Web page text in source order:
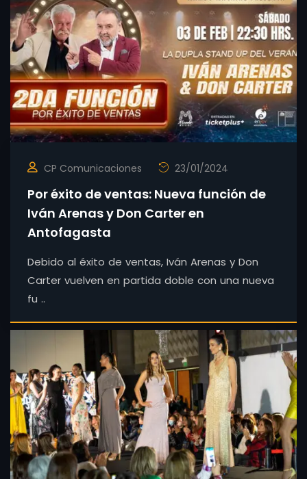
CP Comunicaciones 23/01/2024
Por éxito de ventas: Nueva función de
Iván Arenas y Don Carter en
Antofagasta
Debido al éxito de ventas, Iván Arenas y Don
Carter vuelven en partida doble con una nueva
fu ..